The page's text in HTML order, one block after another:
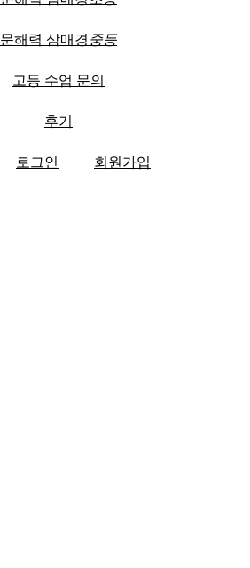
문해력 삼매경 중등
고등 수업 문의
후기
로그인 회원가입